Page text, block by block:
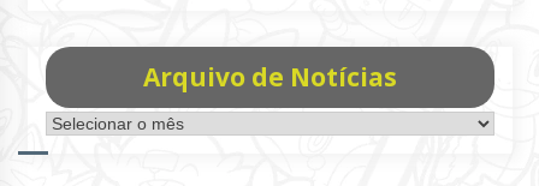
Arquivo de Notícias
Arquivo
de